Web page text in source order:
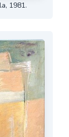
1981.